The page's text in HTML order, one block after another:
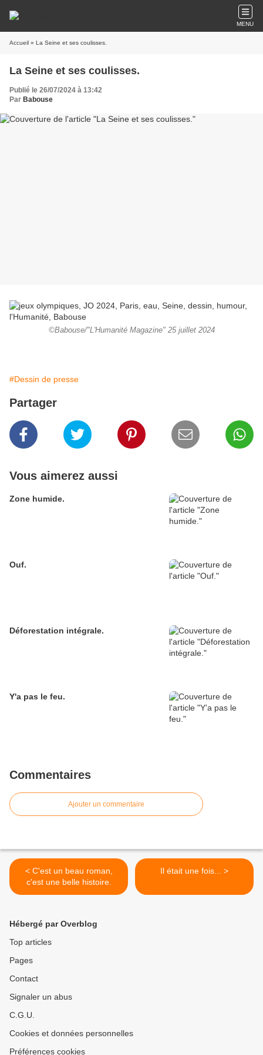
MENU
Accueil » La Seine et ses coulisses.
La Seine et ses coulisses.
Publié le 26/07/2024 à 13:42
Par Babouse
©Babouse/"L'Humanité Magazine" 25 juillet 2024
#Dessin de presse
Partager
Vous aimerez aussi
Zone humide.
Ouf.
Déforestation intégrale.
Y'a pas le feu.
Commentaires
Ajouter un commentaire
< C'est un beau roman,
c'est une belle histoire.
Il était une fois... >
Hébergé par Overblog
Top articles
Pages
Contact
Signaler un abus
C.G.U.
Cookies et données personnelles
Préférences cookies